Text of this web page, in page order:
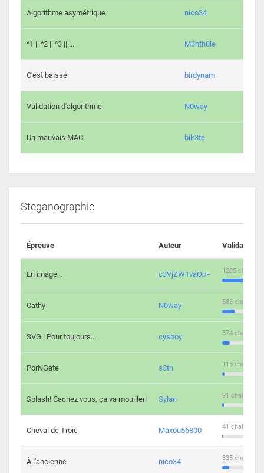
Algorithme asymétrique nico34
^1 || ^2 || ^3 || .... M3nth0le
C'est baissé birdynam
Validation d'algorithme N0way
Un mauvais MAC bik3te
Steganographie
Épreuve Auteur Validations
En image... c3VjZW1vaQo= 1285
Cathy N0way 583
SVG ! Pour toujours... cysboy 374
PorNGate s3th 115
Splash! Cachez vous, ça va mouiller! Sylan 91
Cheval de Troie Maxou56800 41
À l'ancienne nico34 335